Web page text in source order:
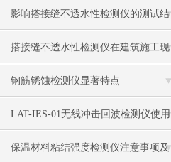
影响搭接缝不透水性检测仪的测试结
果的因素有哪些？
搭接缝不透水性检测仪在建筑施工现
场中的应用
钢筋锈蚀检测仪显著特点
LAT-IES-01无线冲击回波检测仪使用
操作方法
保温材料粘结强度检测仪注意事项及